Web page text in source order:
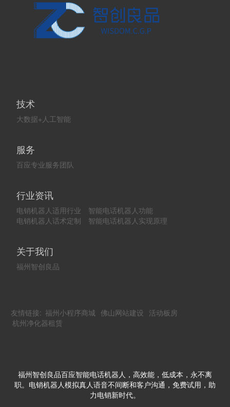
技术
大数据+人工智能
服务
百应专业服务团队
行业资讯
电销机器人适用行业
智能电话机器人功能
电销机器人话术定制
智能电话机器人实现原理
关于我们
福州智创良品
友情链接: 福州小程序商城 佛山网站建设 活动板房
杭州净化器租赁
福州智创良品百应智能电话机器人，高效能，低成本，永不离
职。电销机器人模拟真人语音不间断和客户沟通，免费试用，助
力电销新时代。